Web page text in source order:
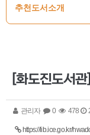
[화도진도서
관리자 0 478
https://lib.ice.go.kr/